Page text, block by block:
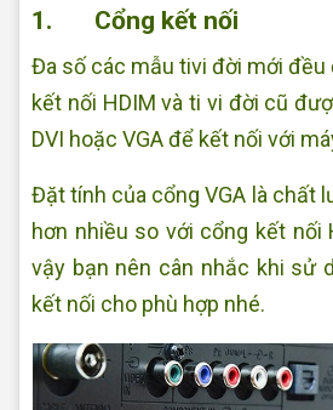
1. Cổng kết nối
Đa số các mẫu tivi đời mới
kết nối HDIM và ti vi đời cũ
DVI hoặc VGA để kết nối với
Đặt tính của cổng VGA là chất
hơn nhiều so với cổng kết nối
vậy bạn nên cân nhắc khi sử
kết nối cho phù hợp nhé.